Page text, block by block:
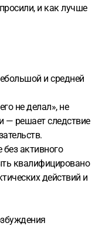
и как лучше
и средней
не делал», не
— решает следствие
активного
квалифицировано
действий и